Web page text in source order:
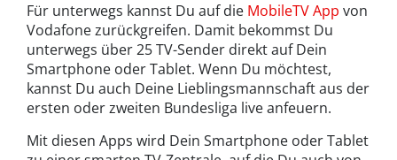
Für unterwegs kannst Du auf die MobileTV App von
Vodafone zurückgreifen. Damit bekommst Du
unterwegs über 25 TV-Sender direkt auf Dein
Smartphone oder Tablet. Wenn Du möchtest,
kannst Du auch Deine Lieblingsmannschaft aus der
ersten oder zweiten Bundesliga live anfeuern.
Mit diesen Apps wird Dein Smartphone oder Tablet